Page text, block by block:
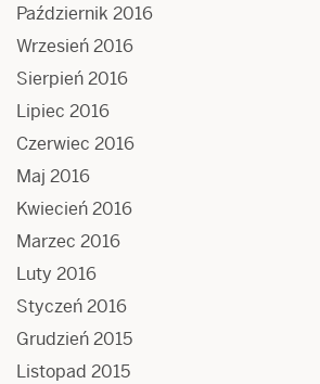
Październik 2016
Wrzesień 2016
Sierpień 2016
Lipiec 2016
Czerwiec 2016
Maj 2016
Kwiecień 2016
Marzec 2016
Luty 2016
Styczeń 2016
Grudzień 2015
Listopad 2015